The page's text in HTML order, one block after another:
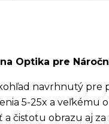
Optika pre
navrhnutý
5-25x a veľkému
čistotu obrazu aj